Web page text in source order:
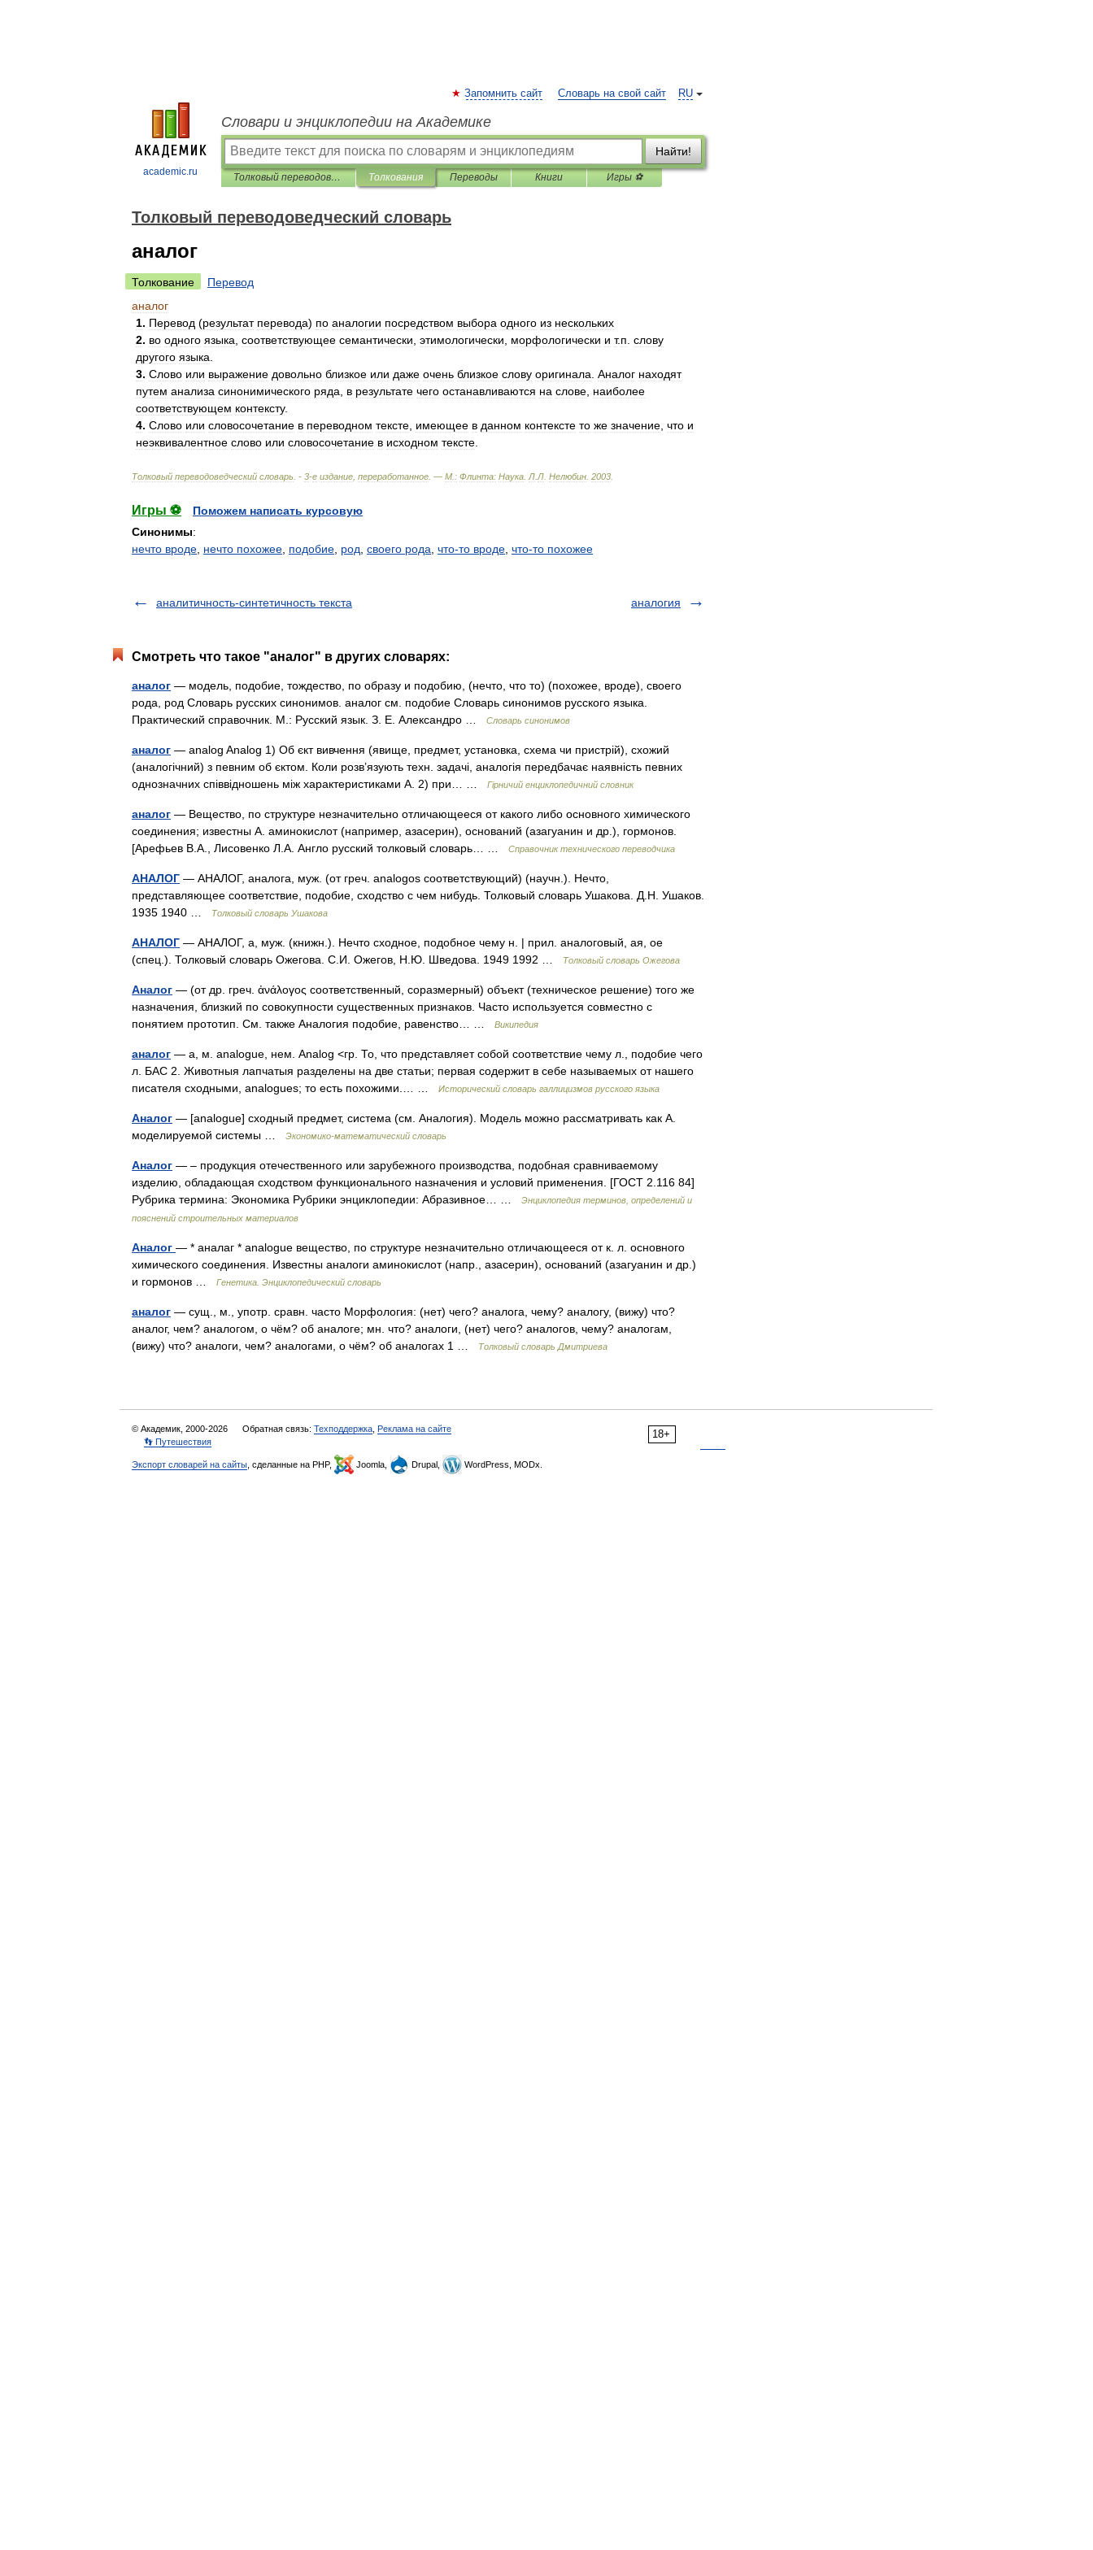
academic.ru
RU
Запомнить сайт Словарь на свой сайт
Словари и энциклопедии на Академике
Найти!
Толковый переводоведческий словарь Толкования Переводы Книги Игры ⚽
Толковый переводоведческий словарь
аналог
Толкование
Перевод
аналог
1. Перевод (результат перевода) по аналогии посредством выбора одного из нескольких
2. во одного языка соответствующее семантически этимологически морфологически и т.п слову
другого языка
3. Слово или выражение довольно близкое или даже очень близкое слову оригинала Аналог находят
путем анализа синонимического ряда в результате чего останавливаются на слове наиболее
соответствующем контексту.
4. Слово или словосочетание в переводном тексте имеющее в данном контексте то же значение что и
неэквивалентное слово или словосочетание в исходном тексте
Толковый переводоведческий словарь . - 3-е издание переработанное . — М : Флинта: Наука Л Л Нелюбин 2003
Игры ⚽
Поможем написать курсовую
Синонимы:
нечто вроде нечто похожее подобие род своего рода что-то вроде что-то похожее
аналитичность-синтетичность текста аналогия
Смотреть что такое "аналог" в других словарях:
аналог — модель, подобие, тождество, по образу и подобию, (нечто, что то) (похожее, вроде), своего
рода, род Словарь русских синонимов. аналог см. подобие Словарь синонимов русского языка.
Практический справочник. М.: Русский язык. З. Е. Александро …
Словарь синонимов
аналог — analog Analog 1) Об єкт вивчення (явище, предмет, установка, схема чи пристрій), схожий
(аналогічний) з певним об єктом. Коли розв’язують техн. задачі, аналогія передбачає наявність певних
однозначних співвідношень між характеристиками А. 2) при… …
Гірничий енциклопедичний словник
аналог — Вещество, по структуре незначительно отличающееся от какого либо основного химического
соединения; известны А. аминокислот (например, азасерин), оснований (азагуанин и др.), гормонов.
[Арефьев В.А., Лисовенко Л.А. Англо русский толковый словарь… …
Справочник технического переводчика
АНАЛОГ — АНАЛОГ, аналога, муж. (от греч. analogos соответствующий) (научн.). Нечто,
представляющее соответствие, подобие, сходство с чем нибудь. Толковый словарь Ушакова. Д.Н. Ушаков.
1935 1940 …
Толковый словарь Ушакова
АНАЛОГ — АНАЛОГ, а, муж. (книжн.). Нечто сходное, подобное чему н. | прил. аналоговый, ая, ое
(спец.). Толковый словарь Ожегова. С.И. Ожегов, Н.Ю. Шведова. 1949 1992 …
Толковый словарь Ожегова
Аналог — (от др. греч. ἀνάλογος соответственный, соразмерный) объект (техническое решение) того же
назначения, близкий по совокупности существенных признаков. Часто используется совместно с
понятием прототип. См. также Аналогия подобие, равенство… …
Википедия
аналог — а, м. analogue, нем. Analog <гр. То, что представляет собой соответствие чему л., подобие чего
л. БАС 2. Животныя лапчатыя разделены на две статьи; первая содержит в себе называемых от нашего
писателя сходными, analogues; то есть похожими.… …
Исторический словарь галлицизмов русского языка
Аналог — [analogue] сходный предмет, система (см. Аналогия). Модель можно рассматривать как А.
моделируемой системы …
Экономико-математический словарь
Аналог — – продукция отечественного или зарубежного производства, подобная сравниваемому
изделию, обладающая сходством функционального назначения и условий применения. [ГОСТ 2.116 84]
Рубрика термина: Экономика Рубрики энциклопедии: Абразивное… …
Энциклопедия терминов, определений и
пояснений строительных материалов
Аналог — * аналаг * analogue вещество, по структуре незначительно отличающееся от к. л. основного
химического соединения. Известны аналоги аминокислот (напр., азасерин), оснований (азагуанин и др.)
и гормонов …
Генетика. Энциклопедический словарь
аналог — сущ., м., употр. сравн. часто Морфология: (нет) чего? аналога, чему? аналогу, (вижу) что?
аналог, чем? аналогом, о чём? об аналоге; мн. что? аналоги, (нет) чего? аналогов, чему? аналогам,
(вижу) что? аналоги, чем? аналогами, о чём? об аналогах 1 …
Толковый словарь Дмитриева
18+
© Академик, 2000-2026 Обратная связь: Техподдержка Реклама на сайте
👣 Путешествия
Экспорт словарей на сайты , сделанные на PHP, Joomla, Drupal, WordPress, MODx.